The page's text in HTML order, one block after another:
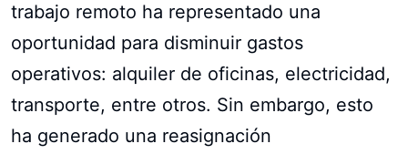
trabajo remoto ha representado una
oportunidad para disminuir gastos
operativos: alquiler de oficinas, electricidad,
transporte, entre otros. Sin embargo, esto
ha generado una reasignación